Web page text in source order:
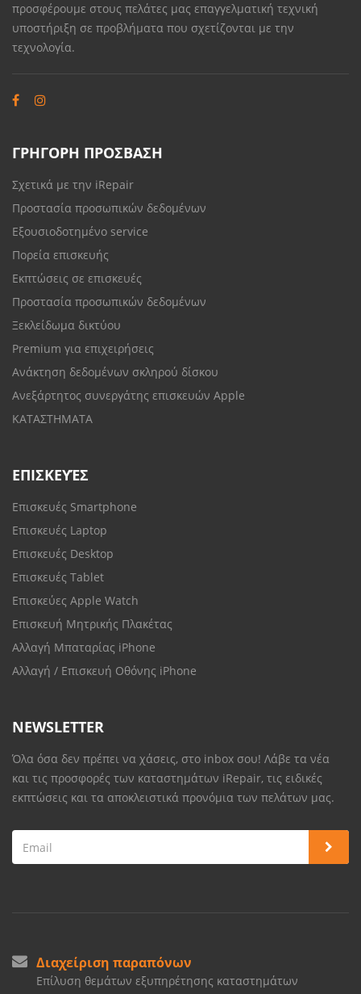
προσφέρουμε στους πελάτες μας επαγγελματική τεχνική
υποστήριξη σε προβλήματα που σχετίζονται με την
τεχνολογία.
ΓΡΗΓΟΡΗ ΠΡΟΣΒΑΣΗ
Σχετικά με την iRepair
Προστασία προσωπικών δεδομένων
Εξουσιοδοτημένο service
Πορεία επισκευής
Εκπτώσεις σε επισκευές
Προστασία προσωπικών δεδομένων
Ξεκλείδωμα δικτύου
Premium για επιχειρήσεις
Ανάκτηση δεδομένων σκληρού δίσκου
Ανεξάρτητος συνεργάτης επισκευών Apple
ΚΑΤΑΣΤΗΜΑΤΑ
ΕΠΙΣΚΕΥΈΣ
Επισκευές Smartphone
Επισκευές Laptop
Επισκευές Desktop
Επισκευές Tablet
Επισκεύες Apple Watch
Επισκευή Μητρικής Πλακέτας
Αλλαγή Μπαταρίας iPhone
Αλλαγή / Επισκευή Οθόνης iPhone
NEWSLETTER
Όλα όσα δεν πρέπει να χάσεις, στο inbox σου! Λάβε τα νέα
και τις προσφορές των καταστημάτων iRepair, τις ειδικές
εκπτώσεις και τα αποκλειστικά προνόμια των πελάτων μας.
Διαχείριση παραπόνων
Επίλυση θεμάτων εξυπηρέτησης καταστημάτων